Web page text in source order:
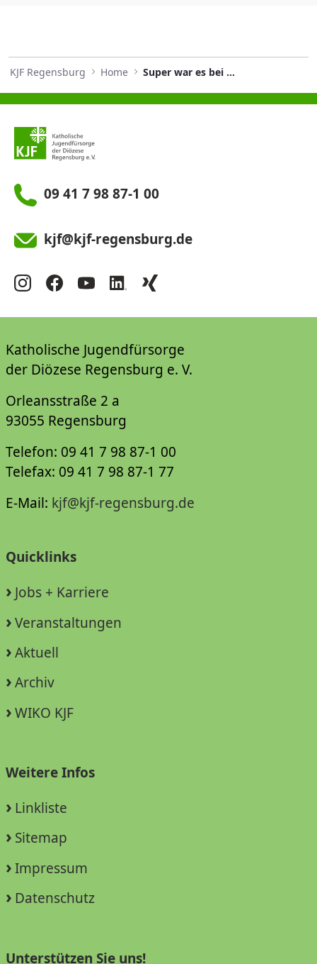
KJF Regensburg Home Super war es bei den Guggenberger Legionären
09 41 7 98 87-1 00
kjf@kjf-regensburg.de
Katholische Jugendfürsorge
der Diözese Regensburg e. V.
Orleansstraße 2 a
93055 Regensburg
Telefon: 09 41 7 98 87-1 00
Telefax: 09 41 7 98 87-1 77
E-Mail: kjf@kjf-regensburg.de
Quicklinks
Jobs + Karriere
Veranstaltungen
Aktuell
Archiv
WIKO KJF
Weitere Infos
Linkliste
Sitemap
Impressum
Datenschutz
Unterstützen Sie uns!